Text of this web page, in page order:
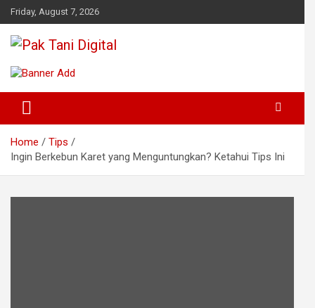
Skip
to
content
Friday, August 7, 2026
Pak Tani Digital
Home
Tips
Ingin Berkebun Karet yang Menguntungkan? Ketahui Tips Ini
Kirimkan Saya Info Pertanian